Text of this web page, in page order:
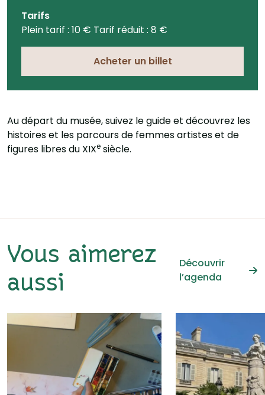
Tarifs
Plein tarif : 10 € Tarif réduit : 8 €
Acheter un billet
Au départ du musée, suivez le guide et découvrez les
histoires et les parcours de femmes artistes et de
figures libres du XIXe siècle.
Vous aimerez
aussi
Découvrir
l’agenda